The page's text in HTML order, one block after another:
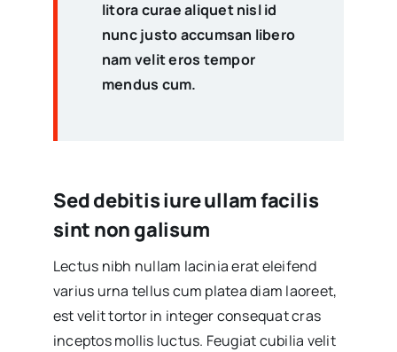
litora curae aliquet nisl id
nunc justo accumsan libero
nam velit eros tempor
mendus cum.
Sed debitis iure ullam facilis
sint non galisum
Lectus nibh nullam lacinia erat eleifend
varius urna tellus cum platea diam laoreet,
est velit tortor in integer consequat cras
inceptos mollis luctus. Feugiat cubilia velit